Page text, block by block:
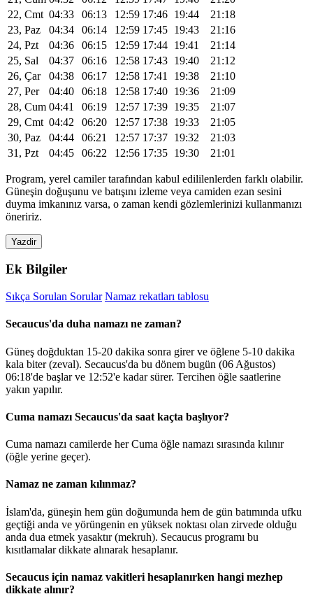
22, Cmt 04:33 06:13 12:59 17:46 19:44
21:18
23, Paz
04:34 06:14 12:59 17:45 19:43
21:16
24, Pzt
04:36 06:15 12:59 17:44 19:41
21:14
25, Sal
04:37 06:16 12:58 17:43 19:40
21:12
26, Çar
04:38 06:17 12:58 17:41 19:38
21:10
27, Per
04:40 06:18 12:58 17:40 19:36
21:09
28, Cum 04:41 06:19 12:57 17:39 19:35
21:07
29, Cmt 04:42 06:20 12:57 17:38 19:33
21:05
30, Paz
04:44 06:21 12:57 17:37 19:32
21:03
31, Pzt
04:45 06:22 12:56 17:35 19:30 21:01
Program, yerel camiler tarafından kabul edililenlerden farklı olabilir.
Güneşin doğuşunu ve batışını izleme veya camiden ezan sesini
duyma imkanınız varsa, o zaman kendi gözlemlerinizi kullanmanızı
öneririz.
Yazdir
Ek Bilgiler
Sıkça Sorulan Sorular Namaz rekatları tablosu
Secaucus'da duha namazı ne zaman?
Güneş doğduktan 15-20 dakika sonra girer ve öğlene 5-10 dakika
kala biter (zeval). Secaucus'da bu dönem bugün (06 Ağustos)
06:18'de başlar ve 12:52'e kadar sürer. Tercihen öğle saatlerine
yakın yapılır.
Cuma namazı Secaucus'da saat kaçta başlıyor?
Cuma namazı camilerde her Cuma öğle namazı sırasında kılınır
(öğle yerine geçer).
Namaz ne zaman kılınmaz?
İslam'da, güneşin hem gün doğumunda hem de gün batımında ufku
geçtiği anda ve yörüngenin en yüksek noktası olan zirvede olduğu
anda dua etmek yasaktır (mekruh). Secaucus programı bu
kısıtlamalar dikkate alınarak hesaplanır.
Secaucus için namaz vakitleri hesaplanırken hangi mezhep
dikkate alınır?